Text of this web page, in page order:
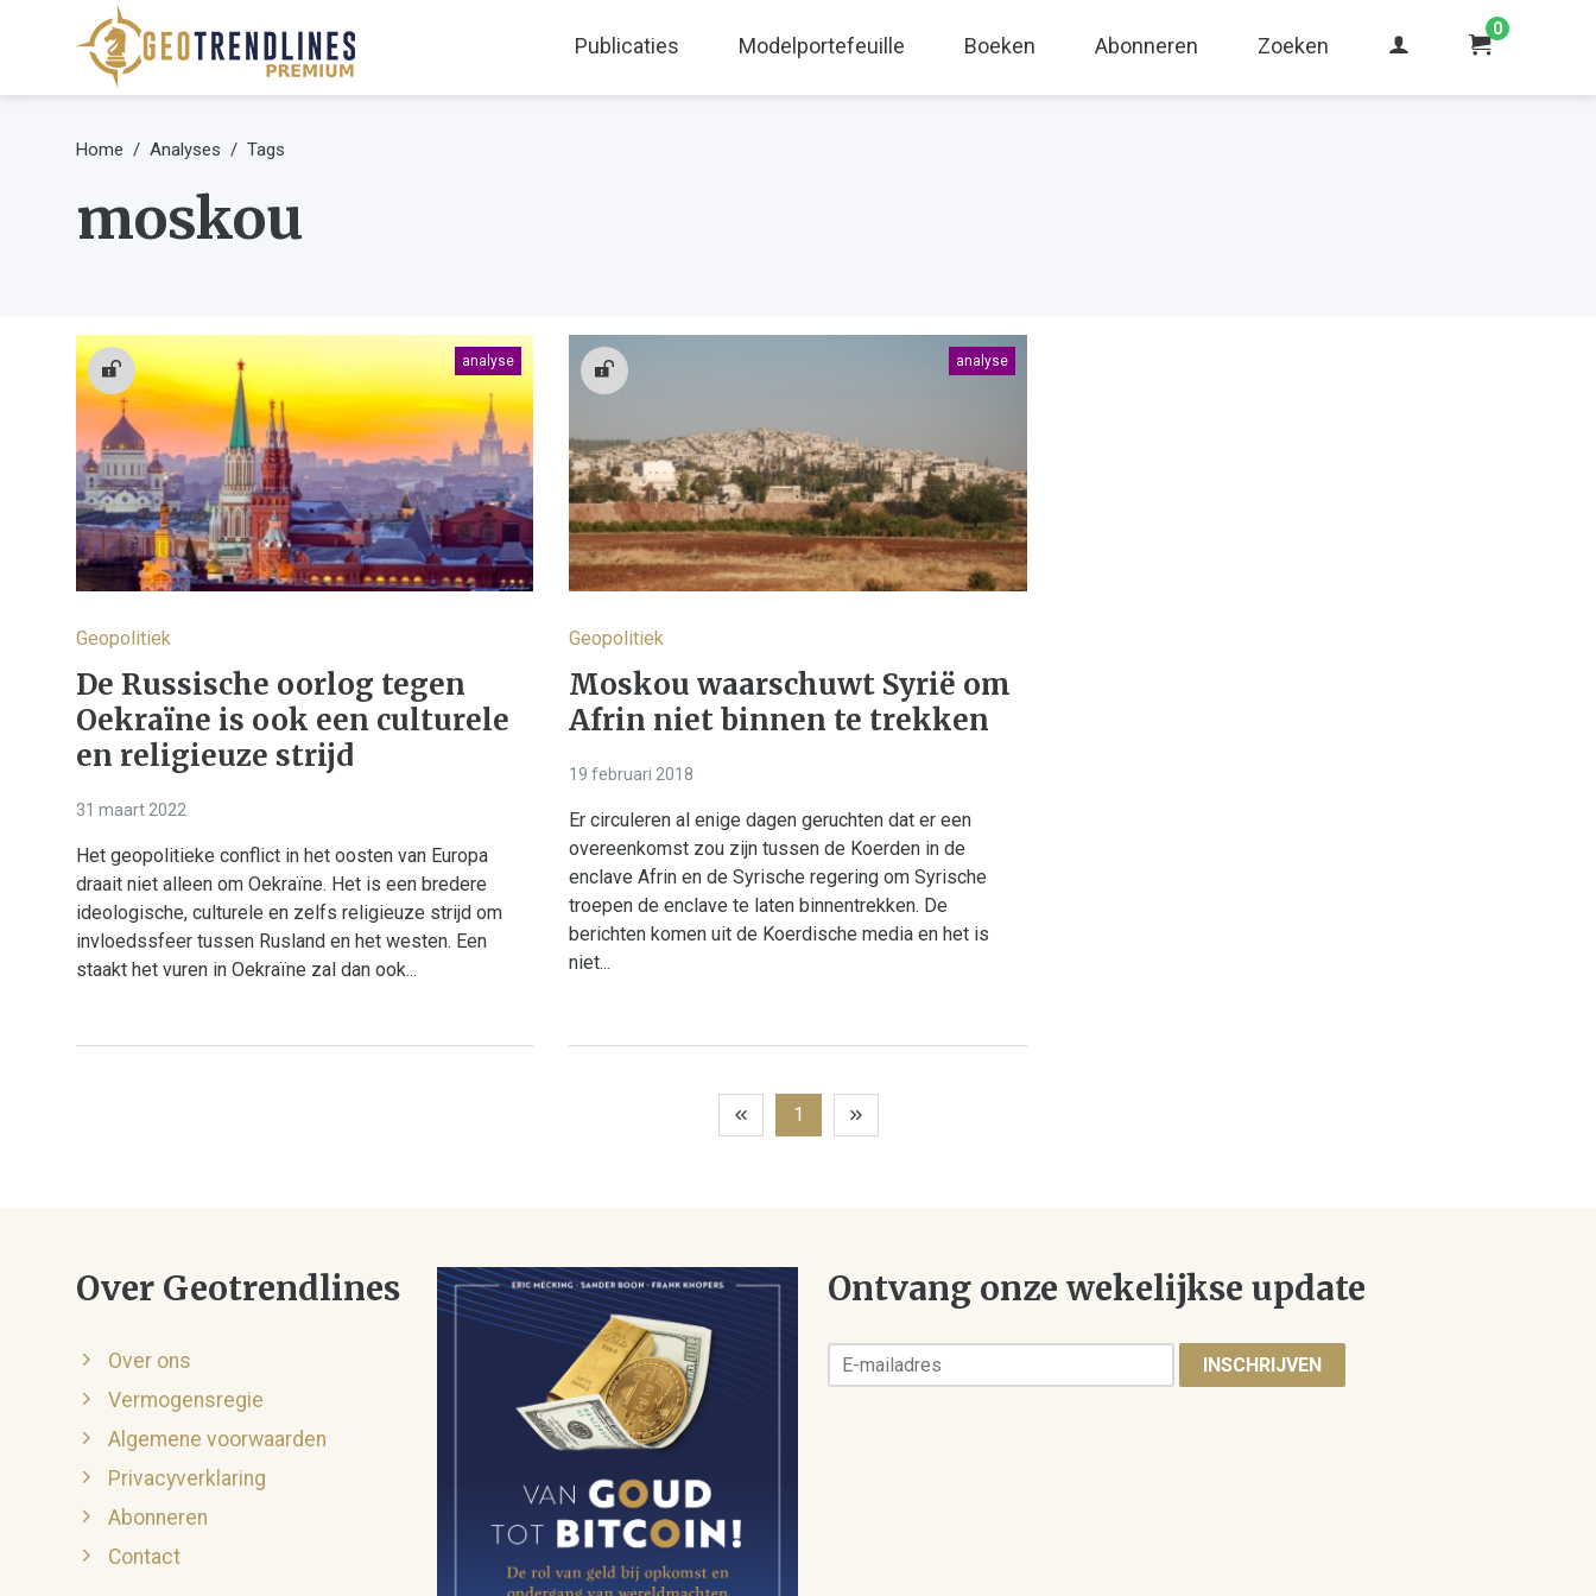
Publicaties Modelportefeuille Boeken Abonneren Zoeken
0
Home Analyses Tags
moskou
analyse
Geopolitiek
De Russische oorlog tegen
Oekraïne is ook een culturele
en religieuze strijd
31 maart 2022
Het geopolitieke conflict in het oosten van Europa
draait niet alleen om Oekraïne. Het is een bredere
ideologische, culturele en zelfs religieuze strijd om
invloedssfeer tussen Rusland en het westen. Een
staakt het vuren in Oekraïne zal dan ook...
analyse
Geopolitiek
Moskou waarschuwt Syrië om
Afrin niet binnen te trekken
19 februari 2018
Er circuleren al enige dagen geruchten dat er een
overeenkomst zou zijn tussen de Koerden in de
enclave Afrin en de Syrische regering om Syrische
troepen de enclave te laten binnentrekken. De
berichten komen uit de Koerdische media en het is
niet...
1
Over Geotrendlines
Over ons
Vermogensregie
Algemene voorwaarden
Privacyverklaring
Abonneren
Contact
Ontvang onze wekelijkse update
INSCHRIJVEN